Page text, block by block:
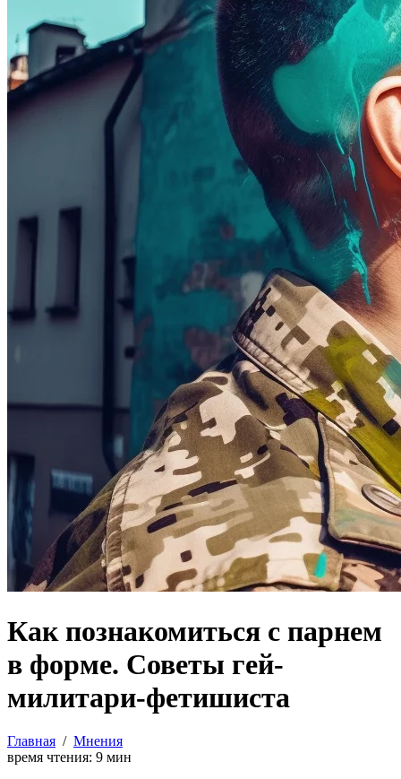
Как познакомиться с парнем
в форме. Советы гей-
милитари-фетишиста
Главная / Мнения
время чтения: 9 мин